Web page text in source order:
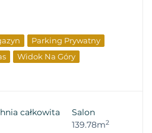
Parking Prywatny
Widok Na Góry
całkowita
Salon
139.78m2